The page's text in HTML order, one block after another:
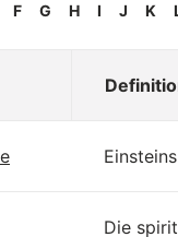
F G H I J K
Die